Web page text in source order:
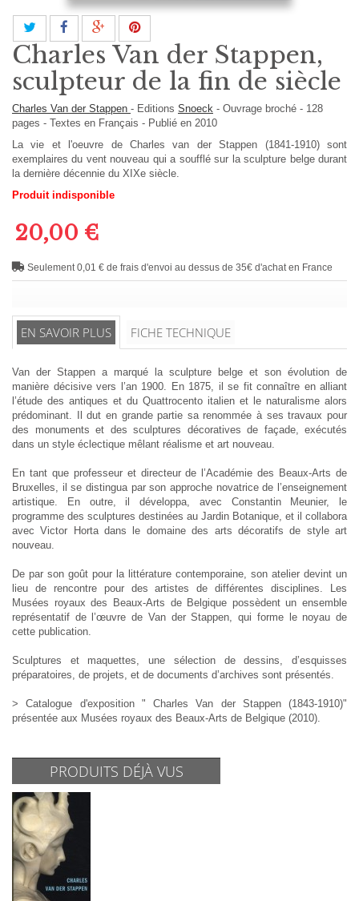
Charles Van der Stappen,
sculpteur de la fin de siècle
Charles Van der Stappen - Editions Snoeck - Ouvrage broché - 128
pages - Textes en Français - Publié en 2010
La vie et l'oeuvre de Charles van der Stappen (1841-1910) sont
exemplaires du vent nouveau qui a soufflé sur la sculpture belge durant
la dernière décennie du XIXe siècle.
Produit indisponible
20,00 €
Seulement 0,01 € de frais d'envoi au dessus de 35€ d'achat en France
EN SAVOIR PLUS FICHE TECHNIQUE
Van der Stappen a marqué la sculpture belge et son évolution de
manière décisive vers l’an 1900. En 1875, il se fit connaître en alliant
l’étude des antiques et du Quattrocento italien et le naturalisme alors
prédominant. Il dut en grande partie sa renommée à ses travaux pour
des monuments et des sculptures décoratives de façade, exécutés
dans un style éclectique mêlant réalisme et art nouveau.
En tant que professeur et directeur de l’Académie des Beaux-Arts de
Bruxelles, il se distingua par son approche novatrice de l’enseignement
artistique. En outre, il développa, avec Constantin Meunier, le
programme des sculptures destinées au Jardin Botanique, et il collabora
avec Victor Horta dans le domaine des arts décoratifs de style art
nouveau.
De par son goût pour la littérature contemporaine, son atelier devint un
lieu de rencontre pour des artistes de différentes disciplines. Les
Musées royaux des Beaux-Arts de Belgique possèdent un ensemble
représentatif de l’œuvre de Van der Stappen, qui forme le noyau de
cette publication.
Sculptures et maquettes, une sélection de dessins, d’esquisses
préparatoires, de projets, et de documents d’archives sont présentés.
>Catalogue d'exposition " Charles Van der Stappen (1843-1910)"
présentée aux Musées royaux des Beaux-Arts de Belgique (2010).
PRODUITS DÉJÀ VUS